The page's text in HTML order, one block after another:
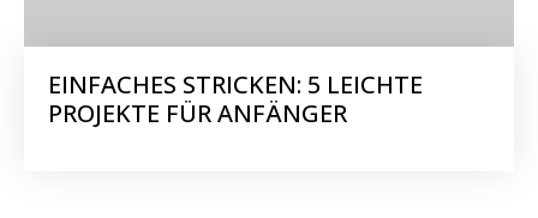
EINFACHES STRICKEN: 5 LEICHTE
PROJEKTE FÜR ANFÄNGER